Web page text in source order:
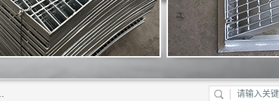
板、平台钢格板、异形钢格板等产品。